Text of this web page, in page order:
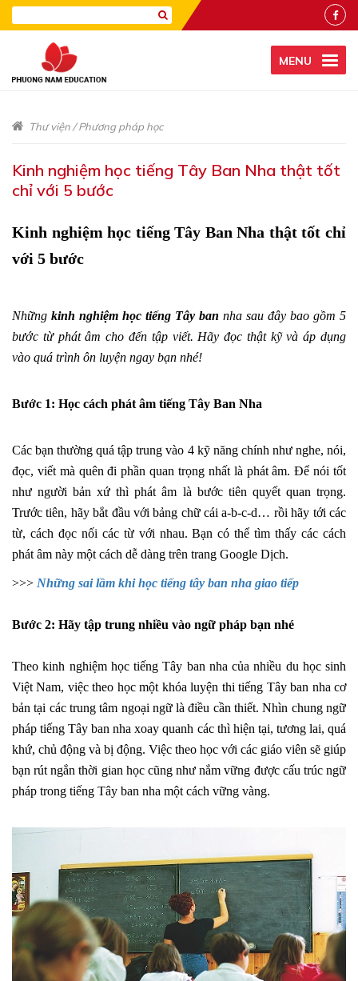
MENU
Thư viện/Phương pháp học
Kinh nghiệm học tiếng Tây Ban Nha thật tốt
chỉ với 5 bước
Kinh nghiệm học tiếng Tây Ban Nha thật tốt chỉ
với 5 bước
Những kinh nghiệm học tiếng Tây ban nha sau đây bao gồm 5
bước từ phát âm cho đến tập viết. Hãy đọc thật kỹ và áp dụng
vào quá trình ôn luyện ngay bạn nhé!
Bước 1: Học cách phát âm tiếng Tây Ban Nha
Các bạn thường quá tập trung vào 4 kỹ năng chính như nghe, nói,
đọc, viết mà quên đi phần quan trọng nhất là phát âm. Để nói tốt
như người bản xứ thì phát âm là bước tiên quyết quan trọng.
Trước tiên, hãy bắt đầu với bảng chữ cái a-b-c-d… rồi hãy tới các
từ, cách đọc nối các từ với nhau. Bạn có thể tìm thấy các cách
phát âm này một cách dễ dàng trên trang Google Dịch.
>>> Những sai lầm khi học tiếng tây ban nha giao tiếp
Bước 2: Hãy tập trung nhiều vào ngữ pháp bạn nhé
Theo kinh nghiệm học tiếng Tây ban nha của nhiều du học sinh
Việt Nam, việc theo học một khóa luyện thi tiếng Tây ban nha cơ
bản tại các trung tâm ngoại ngữ là điều cần thiết. Nhìn chung ngữ
pháp tiếng Tây ban nha xoay quanh các thì hiện tại, tương lai, quá
khứ, chủ động và bị động. Việc theo học với các giáo viên sẽ giúp
bạn rút ngắn thời gian học cũng như nắm vững được cấu trúc ngữ
pháp trong tiếng Tây ban nha một cách vững vàng.